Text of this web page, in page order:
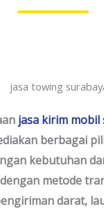
jasa kirim mobil
berbagai
kebutuhan
metode
darat,